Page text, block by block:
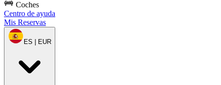
Coches
Centro de ayuda
Mis Reservas
ES | EUR